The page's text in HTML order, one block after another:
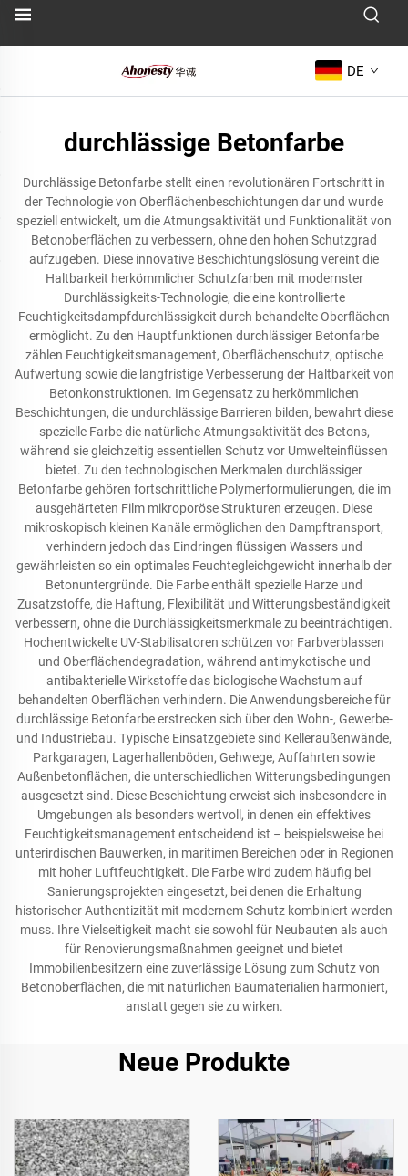
DE
durchlässige Betonfarbe
Durchlässige Betonfarbe stellt einen revolutionären Fortschritt in
der Technologie von Oberflächenbeschichtungen dar und wurde
speziell entwickelt, um die Atmungsaktivität und Funktionalität von
Betonoberflächen zu verbessern, ohne den hohen Schutzgrad
aufzugeben. Diese innovative Beschichtungslösung vereint die
Haltbarkeit herkömmlicher Schutzfarben mit modernster
Durchlässigkeits-Technologie, die eine kontrollierte
Feuchtigkeitsdampfdurchlässigkeit durch behandelte Oberflächen
ermöglicht. Zu den Hauptfunktionen durchlässiger Betonfarbe
zählen Feuchtigkeitsmanagement, Oberflächenschutz, optische
Aufwertung sowie die langfristige Verbesserung der Haltbarkeit von
Betonkonstruktionen. Im Gegensatz zu herkömmlichen
Beschichtungen, die undurchlässige Barrieren bilden, bewahrt diese
spezielle Farbe die natürliche Atmungsaktivität des Betons,
während sie gleichzeitig essentiellen Schutz vor Umwelteinflüssen
bietet. Zu den technologischen Merkmalen durchlässiger
Betonfarbe gehören fortschrittliche Polymerformulierungen, die im
ausgehärteten Film mikroporöse Strukturen erzeugen. Diese
mikroskopisch kleinen Kanäle ermöglichen den Dampftransport,
verhindern jedoch das Eindringen flüssigen Wassers und
gewährleisten so ein optimales Feuchtegleichgewicht innerhalb der
Betonuntergründe. Die Farbe enthält spezielle Harze und
Zusatzstoffe, die Haftung, Flexibilität und Witterungsbeständigkeit
verbessern, ohne die Durchlässigkeitsmerkmale zu beeinträchtigen.
Hochentwickelte UV-Stabilisatoren schützen vor Farbverblassen
und Oberflächendegradation, während antimykotische und
antibakterielle Wirkstoffe das biologische Wachstum auf
behandelten Oberflächen verhindern. Die Anwendungsbereiche für
durchlässige Betonfarbe erstrecken sich über den Wohn-, Gewerbe-
und Industriebau. Typische Einsatzgebiete sind Kelleraußenwände,
Parkgaragen, Lagerhallenböden, Gehwege, Auffahrten sowie
Außenbetonflächen, die unterschiedlichen Witterungsbedingungen
ausgesetzt sind. Diese Beschichtung erweist sich insbesondere in
Umgebungen als besonders wertvoll, in denen ein effektives
Feuchtigkeitsmanagement entscheidend ist – beispielsweise bei
unterirdischen Bauwerken, in maritimen Bereichen oder in Regionen
mit hoher Luftfeuchtigkeit. Die Farbe wird zudem häufig bei
Sanierungsprojekten eingesetzt, bei denen die Erhaltung
historischer Authentizität mit modernem Schutz kombiniert werden
muss. Ihre Vielseitigkeit macht sie sowohl für Neubauten als auch
für Renovierungsmaßnahmen geeignet und bietet
Immobilienbesitzern eine zuverlässige Lösung zum Schutz von
Betonoberflächen, die mit natürlichen Baumaterialien harmoniert,
anstatt gegen sie zu wirken.
Neue Produkte